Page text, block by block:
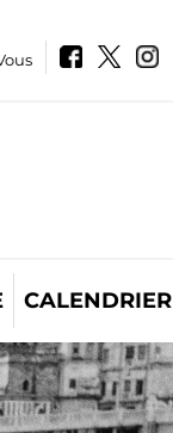
CALENDRIER